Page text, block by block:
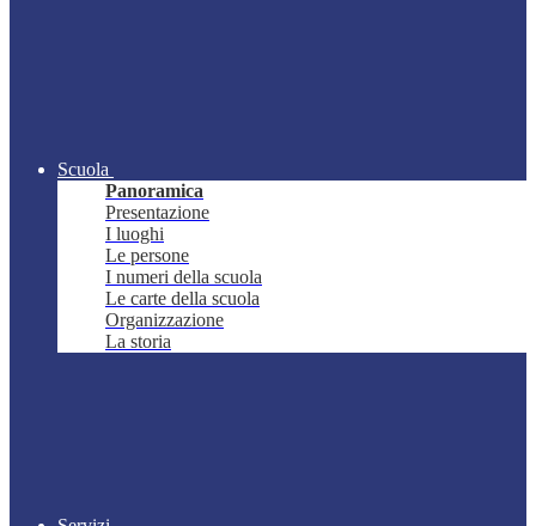
Scuola
Panoramica
Presentazione
I luoghi
Le persone
I numeri della scuola
Le carte della scuola
Organizzazione
La storia